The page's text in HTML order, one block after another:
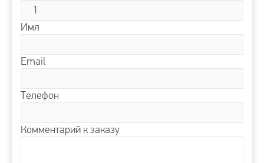
Имя
Email
Телефон
Комментарий к заказу